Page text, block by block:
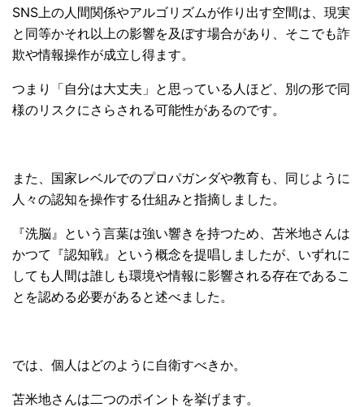
SNS上の人間関係やアルゴリズムが作り出す空間は、現実
と同等かそれ以上の影響を及ぼす場合があり、そこでも詐
欺や情報操作が成立し得ます。
つまり「自分は大丈夫」と思っている人ほど、別の形で同
様のリスクにさらされる可能性があるのです。
また、国家レベルでのプロパガンダや教育も、同じように
人々の認知を操作する仕組みと指摘しました。
『洗脳』という言葉は強い響きを持つため、苫米地さんは
かつて『認知戦』という概念を提唱しましたが、いずれに
しても人間は誰しも環境や情報に影響される存在であるこ
とを認める必要があると述べました。
では、個人はどのように自衛すべきか。
苫米地さんは二つのポイントを挙げます。